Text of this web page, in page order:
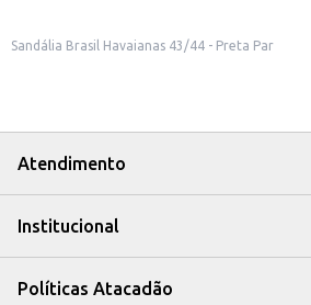
Sandália Brasil Havaianas 43/44 - Preta Par
Atendimento
Institucional
Políticas Atacadão